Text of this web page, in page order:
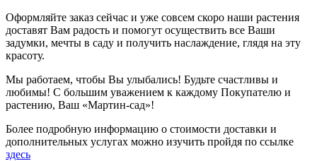
Оформляйте заказ сейчас и уже совсем скоро наши растения
доставят Вам радость и помогут осуществить все Ваши
задумки, мечты в саду и получить наслаждение, глядя на эту
красоту.
Мы работаем, чтобы Вы улыбались! Будьте счастливы и
любимы! С большим уважением к каждому Покупателю и
растению, Ваш «Мартин-сад»!
Более подробную информацию о стоимости доставки и
дополнительных услугах можно изучить пройдя по ссылке
здесь